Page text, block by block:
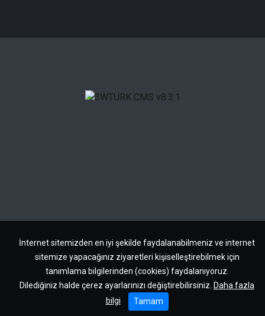
İnternet sitemizden en iyi şekilde faydalanabilmeniz ve internet
sitemize yapacağınız ziyaretleri kişiselleştirebilmek için
tanımlama bilgilerinden (cookies) faydalanıyoruz.
Dilediğiniz halde çerez ayarlarınızı değiştirebilirsiniz. Daha fazla
bilgi
Tamam